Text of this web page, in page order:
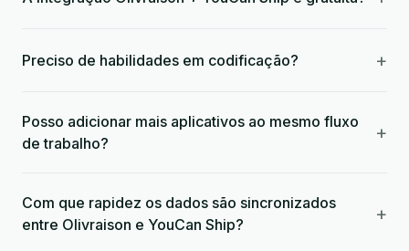
Preciso de habilidades em codificação? +
Posso adicionar mais aplicativos ao mesmo fluxo
de trabalho?
+
Com que rapidez os dados são sincronizados
entre Olivraison e YouCan Ship?
+